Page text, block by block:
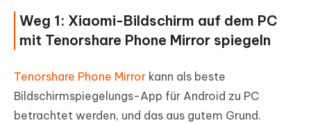
Weg 1: Xiaomi-Bildschirm auf dem PC
mit Tenorshare Phone Mirror spiegeln
Tenorshare Phone Mirror kann als beste
Bildschirmspiegelungs-App für Android zu PC
betrachtet werden, und das aus gutem Grund.